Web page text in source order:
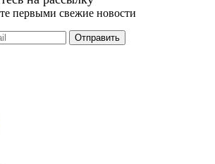
первыми свежие новости
Отправить